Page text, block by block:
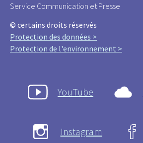
Service Communication et Presse
© certains droits réservés
Protection des données >
Protection de l'environnement >
YouTube
Instagram